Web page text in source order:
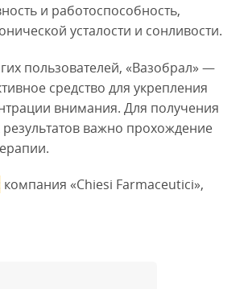
и работоспособность,
усталости и сонливости.
пользователей, «Вазобрал» —
средство для укрепления
внимания. Для получения
важно прохождение
компания «Chiesi Farmaceutici»,